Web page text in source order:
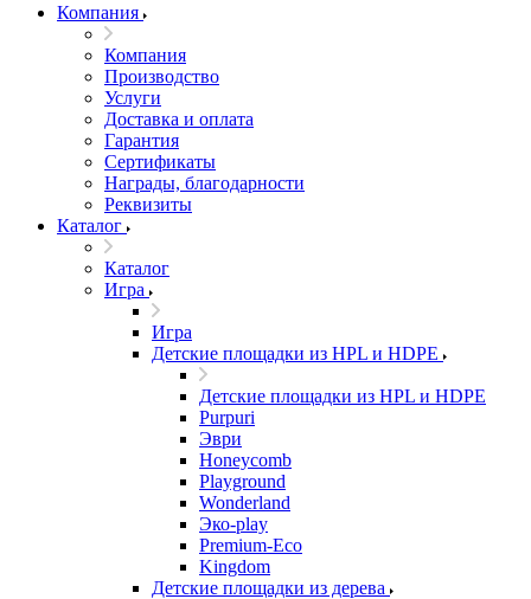
Компания
Компания
Производство
Услуги
Доставка и оплата
Гарантия
Сертификаты
Награды, благодарности
Реквизиты
Каталог
Каталог
Игра
Игра
Детские площадки из HPL и HDPE
Детские площадки из HPL и HDPE
Purpuri
Эври
Honeycomb
Playground
Wonderland
Эко-play
Premium-Eco
Kingdom
Детские площадки из дерева